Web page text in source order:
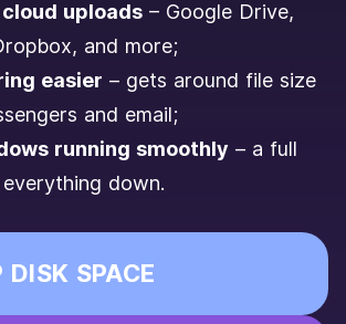
uploads– Google Drive,
and more;
easier – gets around file size
and email;
running smoothly – a full
down.
DISK SPACE